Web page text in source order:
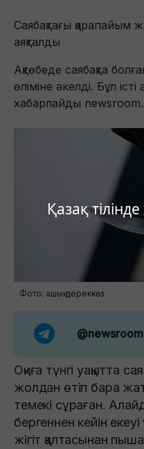
Қазақ
Саябақтағы қарапайым
аяқталды
Ақтөбеде саябақта
өліміне әкелді. Бұл
хабарлайды
Фото: ашық дереккөз
Оқиға түнгі уақытта
жолдан өтіп бара
темекі сұраған.
бергеннен кейін
жігіт қалтасынан